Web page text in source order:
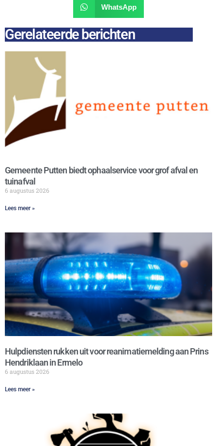
WhatsApp
Gerelateerde berichten
Gemeente Putten biedt ophaalservice voor grof afval en
tuinafval
6 augustus 2026
Lees meer »
Hulpdiensten rukken uit voor reanimatiemelding aan Prins
Hendriklaan in Ermelo
6 augustus 2026
Lees meer »